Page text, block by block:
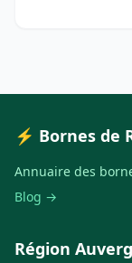
⚡ Bornes de
Annuaire des
Blog →
Région